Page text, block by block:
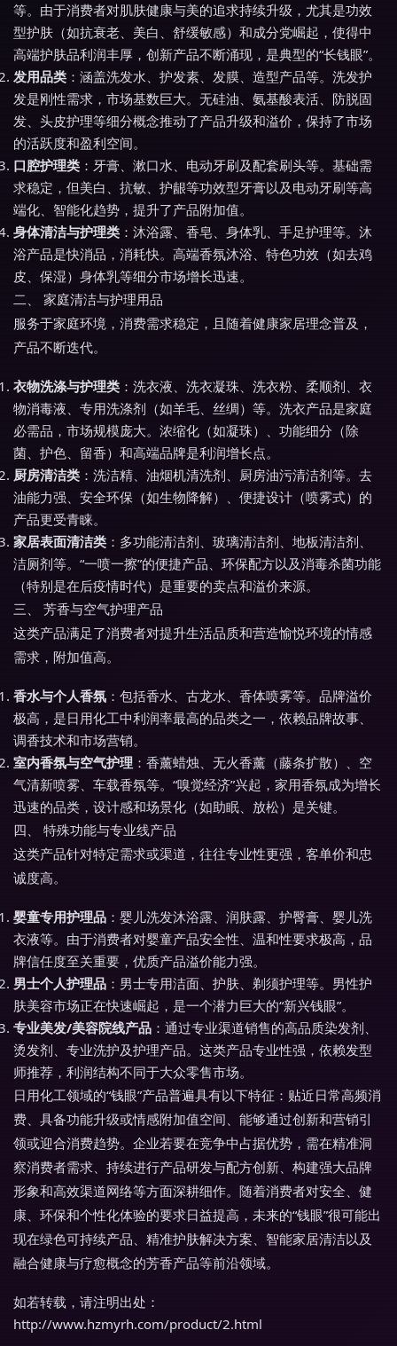
等。由于消费者对肌肤健康与美的追求持续升级，尤其是功效
型护肤（如抗衰老、美白、舒缓敏感）和成分党崛起，使得中
高端护肤品利润丰厚，创新产品不断涌现，是典型的“长钱眼”。
发用品类 ：涵盖洗发水、护发素、发膜、造型产品等。洗发护
发是刚性需求，市场基数巨大。无硅油、氨基酸表活、防脱固
发、头皮护理等细分概念推动了产品升级和溢价，保持了市场
的活跃度和盈利空间。
口腔护理类 ：牙膏、漱口水、电动牙刷及配套刷头等。基础需
求稳定，但美白、抗敏、护龈等功效型牙膏以及电动牙刷等高
端化、智能化趋势，提升了产品附加值。
身体清洁与护理类 ：沐浴露、香皂、身体乳、手足护理等。沐
浴产品是快消品，消耗快。高端香氛沐浴、特色功效（如去鸡
皮、保湿）身体乳等细分市场增长迅速。
二、 家庭清洁与护理用品
服务于家庭环境，消费需求稳定，且随着健康家居理念普及，
产品不断迭代。
衣物洗涤与护理类 ：洗衣液、洗衣凝珠、洗衣粉、柔顺剂、衣
物消毒液、专用洗涤剂（如羊毛、丝绸）等。洗衣产品是家庭
必需品，市场规模庞大。浓缩化（如凝珠）、功能细分（除
菌、护色、留香）和高端品牌是利润增长点。
厨房清洁类 ：洗洁精、油烟机清洗剂、厨房油污清洁剂等。去
油能力强、安全环保（如生物降解）、便捷设计（喷雾式）的
产品更受青睐。
家居表面清洁类 ：多功能清洁剂、玻璃清洁剂、地板清洁剂、
洁厕剂等。“一喷一擦”的便捷产品、环保配方以及消毒杀菌功能
（特别是在后疫情时代）是重要的卖点和溢价来源。
三、 芳香与空气护理产品
这类产品满足了消费者对提升生活品质和营造愉悦环境的情感
需求，附加值高。
香水与个人香氛 ：包括香水、古龙水、香体喷雾等。品牌溢价
极高，是日用化工中利润率最高的品类之一，依赖品牌故事、
调香技术和市场营销。
室内香氛与空气护理 ：香薰蜡烛、无火香薰（藤条扩散）、空
气清新喷雾、车载香氛等。“嗅觉经济”兴起，家用香氛成为增长
迅速的品类，设计感和场景化（如助眠、放松）是关键。
四、 特殊功能与专业线产品
这类产品针对特定需求或渠道，往往专业性更强，客单价和忠
诚度高。
婴童专用护理品 ：婴儿洗发沐浴露、润肤露、护臀膏、婴儿洗
衣液等。由于消费者对婴童产品安全性、温和性要求极高，品
牌信任度至关重要，优质产品溢价能力强。
男士个人护理品 ：男士专用洁面、护肤、剃须护理等。男性护
肤美容市场正在快速崛起，是一个潜力巨大的“新兴钱眼”。
专业美发/美容院线产品 ：通过专业渠道销售的高品质染发剂、
烫发剂、专业洗护及护理产品。这类产品专业性强，依赖发型
师推荐，利润结构不同于大众零售市场。
日用化工领域的“钱眼”产品普遍具有以下特征：贴近日常高频消
费、具备功能升级或情感附加值空间、能够通过创新和营销引
领或迎合消费趋势。企业若要在竞争中占据优势，需在精准洞
察消费者需求、持续进行产品研发与配方创新、构建强大品牌
形象和高效渠道网络等方面深耕细作。随着消费者对安全、健
康、环保和个性化体验的要求日益提高，未来的“钱眼”很可能出
现在绿色可持续产品、精准护肤解决方案、智能家居清洁以及
融合健康与疗愈概念的芳香产品等前沿领域。
如若转载，请注明出处：
http://www.hzmyrh.com/product/2.html